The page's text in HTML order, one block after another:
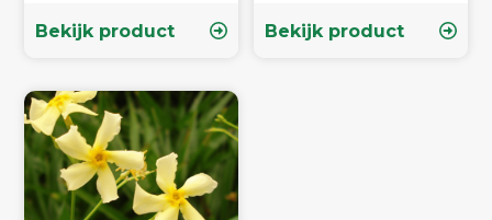
Bekijk product
Bekijk product